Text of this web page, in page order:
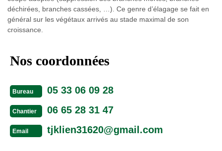
déchirées, branches cassées, …). Ce genre d’élagage se fait en
général sur les végétaux arrivés au stade maximal de son
croissance.
Nos coordonnées
Bureau 05 33 06 09 28
Chantier 06 65 28 31 47
Email tjklien31620@gmail.com